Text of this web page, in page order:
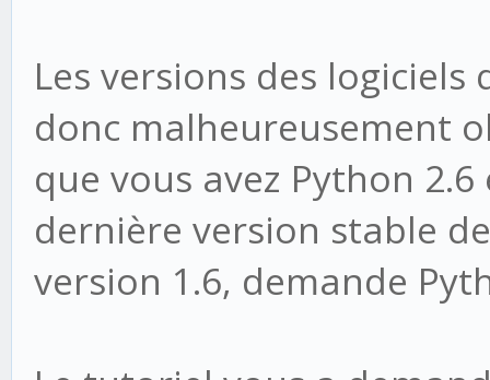
Les versions des
donc malheureusement
que vous avez Python
dernière version stable
version 1.6, demande